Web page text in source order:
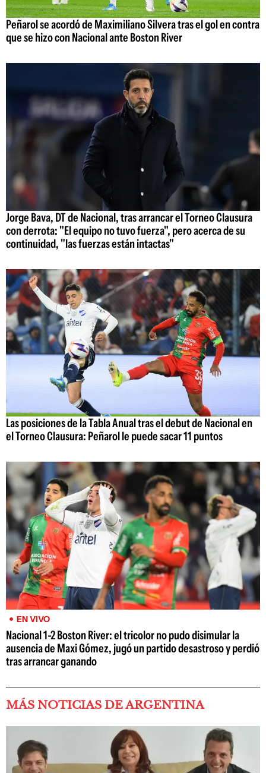
Peñarol se acordó de Maximiliano Silvera tras el gol en contra
que se hizo con Nacional ante Boston River
Jorge Bava, DT de Nacional, tras arrancar el Torneo Clausura
con derrota: "El equipo no tuvo fuerza", pero acerca de su
continuidad, "las fuerzas están intactas"
Las posiciones de la Tabla Anual tras el debut de Nacional en
el Torneo Clausura: Peñarol le puede sacar 11 puntos
EN VIVO
Nacional 1-2 Boston River: el tricolor no pudo disimular la
ausencia de Maxi Gómez, jugó un partido desastroso y perdió
tras arrancar ganando
MÁS NOTICIAS DE ARGENTINA